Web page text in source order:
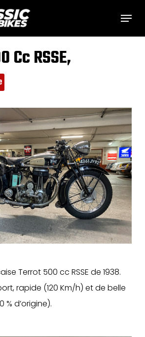
Menu
Cc RSSE,
Terrot 500 cc RSSE de 1938.
rapide (120 Km/h) et de belle
% d’origine).